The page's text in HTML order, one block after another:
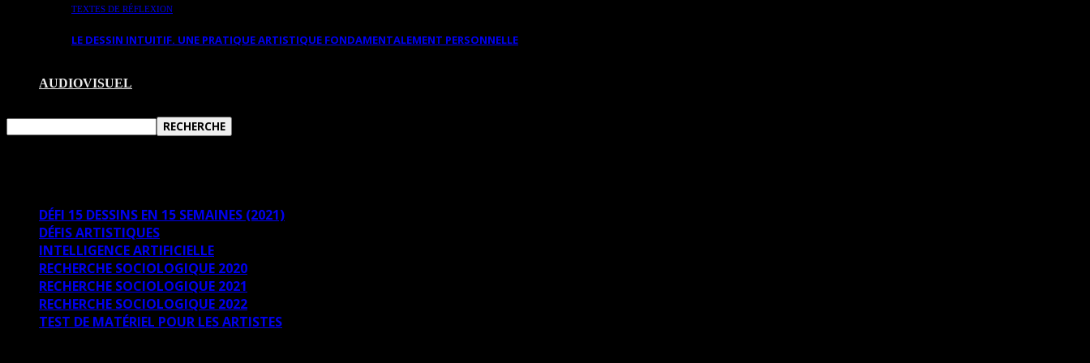
TEXTES DE RÉFLEXION
LE DESSIN INTUITIF. UNE PRATIQUE ARTISTIQUE FONDAMENTALEMENT PERSONNELLE
AUDIOVISUEL
DÉFI 15 DESSINS EN 15 SEMAINES (2021)
DÉFIS ARTISTIQUES
INTELLIGENCE ARTIFICIELLE
RECHERCHE SOCIOLOGIQUE 2020
RECHERCHE SOCIOLOGIQUE 2021
RECHERCHE SOCIOLOGIQUE 2022
TEST DE MATÉRIEL POUR LES ARTISTES